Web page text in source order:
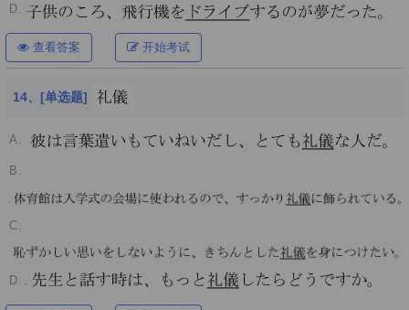
D.
查看答案 开始考试
14、[单选题]
A.
B.
C.
D.